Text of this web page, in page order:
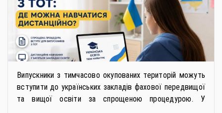
Випускники з тимчасово окупованих територій можуть
вступити до українських закладів фахової передвищої
та вищої освіти за спрощеною процедурою. У